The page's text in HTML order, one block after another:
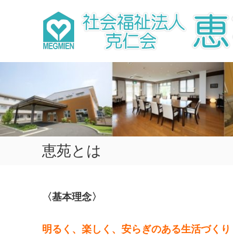
キ
ッ
プ
恵苑とは
〈基本理念〉
明るく、楽しく、安らぎのある生活づくり